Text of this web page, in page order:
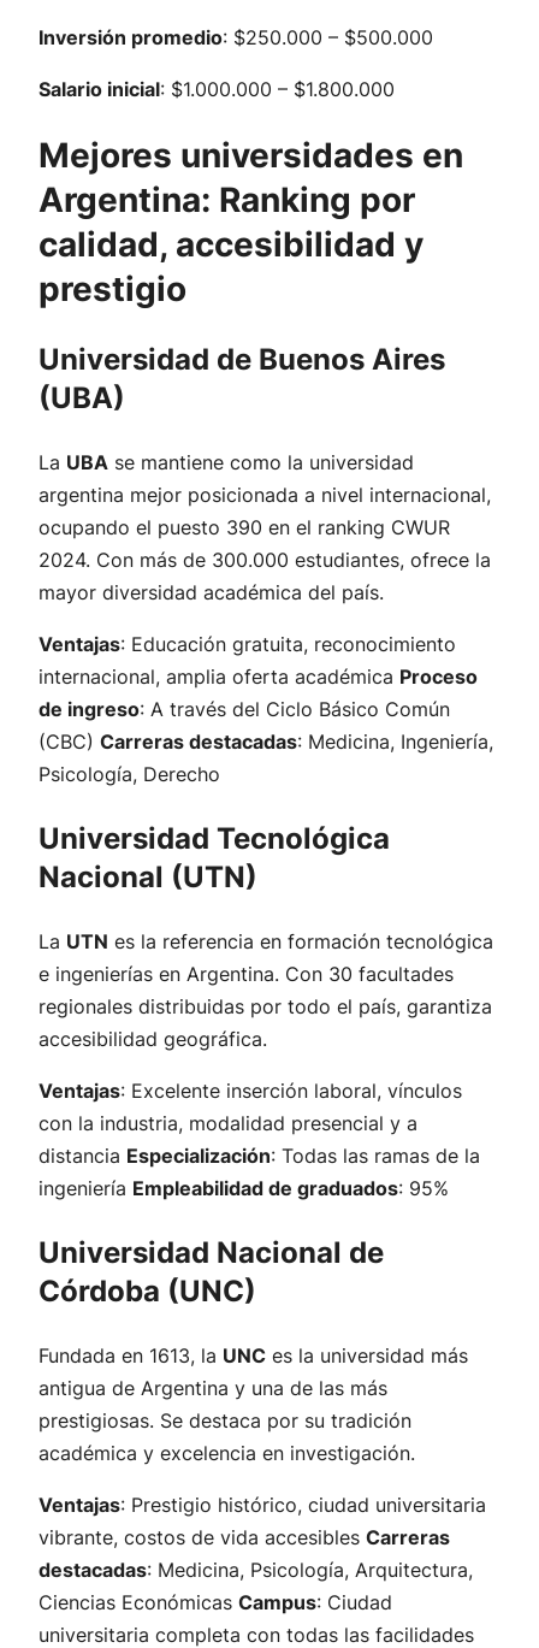
Inversión promedio: $250.000 – $500.000
Salario inicial: $1.000.000 – $1.800.000
Mejores universidades en
Argentina: Ranking por
calidad, accesibilidad y
prestigio
Universidad de Buenos Aires
(UBA)
La UBA se mantiene como la universidad
argentina mejor posicionada a nivel internacional,
ocupando el puesto 390 en el ranking CWUR
2024. Con más de 300.000 estudiantes, ofrece la
mayor diversidad académica del país.
Ventajas: Educación gratuita, reconocimiento
internacional, amplia oferta académica Proceso
de ingreso: A través del Ciclo Básico Común
(CBC) Carreras destacadas: Medicina, Ingeniería,
Psicología, Derecho
Universidad Tecnológica
Nacional (UTN)
La UTN es la referencia en formación tecnológica
e ingenierías en Argentina. Con 30 facultades
regionales distribuidas por todo el país, garantiza
accesibilidad geográfica.
Ventajas: Excelente inserción laboral, vínculos
con la industria, modalidad presencial y a
distancia Especialización: Todas las ramas de la
ingeniería Empleabilidad de graduados: 95%
Universidad Nacional de
Córdoba (UNC)
Fundada en 1613, la UNC es la universidad más
antigua de Argentina y una de las más
prestigiosas. Se destaca por su tradición
académica y excelencia en investigación.
Ventajas: Prestigio histórico, ciudad universitaria
vibrante, costos de vida accesibles Carreras
destacadas: Medicina, Psicología, Arquitectura,
Ciencias Económicas Campus: Ciudad
universitaria completa con todas las facilidades